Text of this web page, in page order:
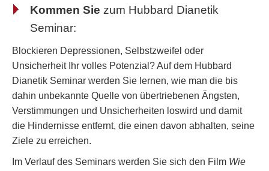
Kommen Sie zum Hubbard Dianetik
Seminar:
Blockieren Depressionen, Selbstzweifel oder
Unsicherheit Ihr volles Potenzial? Auf dem Hubbard
Dianetik Seminar werden Sie lernen, wie man die bis
dahin unbekannte Quelle von übertriebenen Ängsten,
Verstimmungen und Unsicherheiten loswird und damit
die Hindernisse entfernt, die einen davon abhalten, seine
Ziele zu erreichen.
Im Verlauf des Seminars werden Sie sich den Film Wie